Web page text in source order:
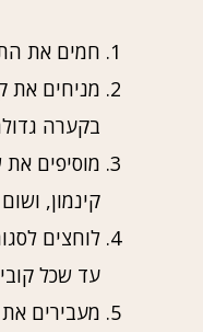
חמים את התנור ל-200
מניחים את
בקערה
מוסיפים
קינמון,
לוחצים
עד שכל
מעבירים